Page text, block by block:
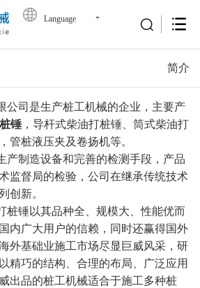
Language
简介
司是生产桩工机械的企业，主要产
锤，导杆式柴油打桩锤、筒式柴油打
管桩液压夹及卷扬机等。
制造设备和完善的检测手段，产品
监督局的检验，公司在继承传统技术
创新。
锤以其品种全、规模大、性能优而
内广大用户的信赖，同时还赢得国外
外基础业施工市场尽显巨威风采，研
精巧的结构、合理的布局、广泛应用
出品的桩工机械适合于施工多种桩